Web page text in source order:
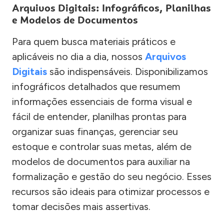
Arquivos Digitais: Infográficos, Planilhas
e Modelos de Documentos
Para quem busca materiais práticos e
aplicáveis no dia a dia, nossos Arquivos
Digitais são indispensáveis. Disponibilizamos
infográficos detalhados que resumem
informações essenciais de forma visual e
fácil de entender, planilhas prontas para
organizar suas finanças, gerenciar seu
estoque e controlar suas metas, além de
modelos de documentos para auxiliar na
formalização e gestão do seu negócio. Esses
recursos são ideais para otimizar processos e
tomar decisões mais assertivas.